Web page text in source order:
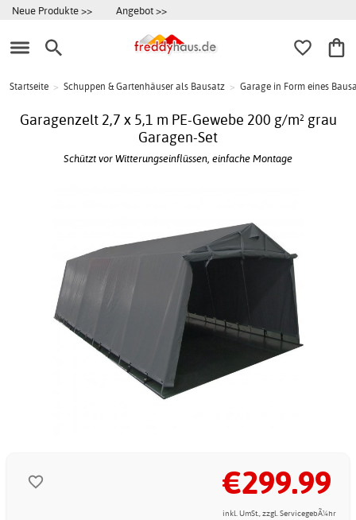
Neue Produkte >> Angebot >>
Startseite > Schuppen & Gartenhäuser als Bausatz > Garage in Form eines
Garagenzelt 2,7 x 5,1 m PE-Gewebe 200 g/m² grau
Garagen-Set
Schützt vor Witterungseinflüssen, einfache Montage
€299.99
inkl. UmSt., zzgl. ServicegebÃ¼hr